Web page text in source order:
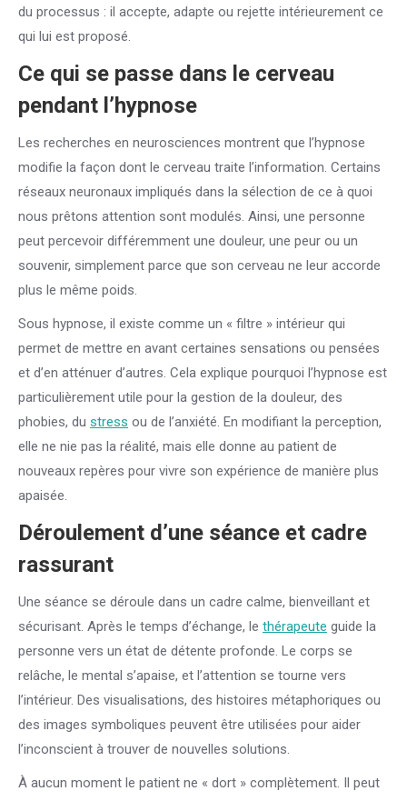
du processus : il accepte, adapte ou rejette intérieurement ce
qui lui est proposé.
Ce qui se passe dans le cerveau
pendant l’hypnose
Les recherches en neurosciences montrent que l’hypnose
modifie la façon dont le cerveau traite l’information. Certains
réseaux neuronaux impliqués dans la sélection de ce à quoi
nous prêtons attention sont modulés. Ainsi, une personne
peut percevoir différemment une douleur, une peur ou un
souvenir, simplement parce que son cerveau ne leur accorde
plus le même poids.
Sous hypnose, il existe comme un « filtre » intérieur qui
permet de mettre en avant certaines sensations ou pensées
et d’en atténuer d’autres. Cela explique pourquoi l’hypnose est
particulièrement utile pour la gestion de la douleur, des
phobies, du stress ou de l’anxiété. En modifiant la perception,
elle ne nie pas la réalité, mais elle donne au patient de
nouveaux repères pour vivre son expérience de manière plus
apaisée.
Déroulement d’une séance et cadre
rassurant
Une séance se déroule dans un cadre calme, bienveillant et
sécurisant. Après le temps d’échange, le thérapeute guide la
personne vers un état de détente profonde. Le corps se
relâche, le mental s’apaise, et l’attention se tourne vers
l’intérieur. Des visualisations, des histoires métaphoriques ou
des images symboliques peuvent être utilisées pour aider
l’inconscient à trouver de nouvelles solutions.
À aucun moment le patient ne « dort » complètement. Il peut